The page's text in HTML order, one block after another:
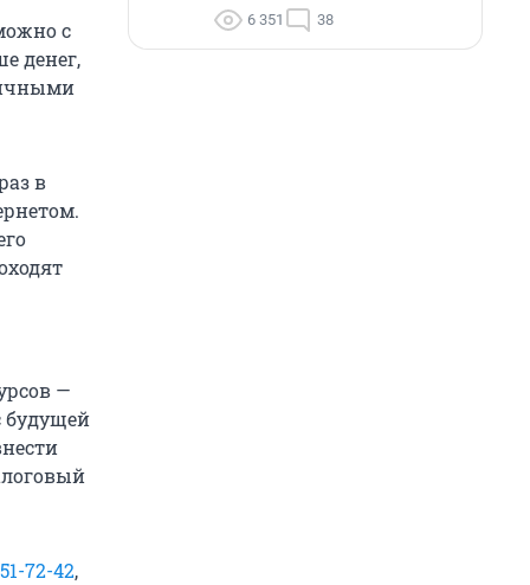
с
денег,
в
—
будущей
72-42,
6 351 38